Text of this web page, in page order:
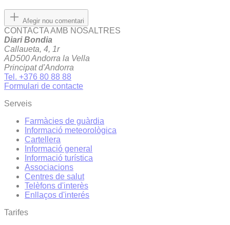
Afegir nou comentari
CONTACTA AMB NOSALTRES
Diari Bondia
Callaueta, 4, 1r
AD500 Andorra la Vella
Principat d'Andorra
Tel. +376 80 88 88
Formulari de contacte
Serveis
Farmàcies de guàrdia
Informació meteorològica
Cartellera
Informació general
Informació turística
Associacions
Centres de salut
Telèfons d'interès
Enllaços d'interés
Tarifes